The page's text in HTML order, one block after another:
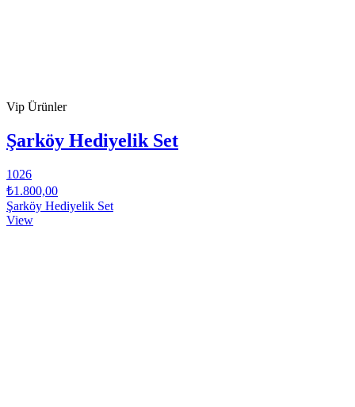
Vip Ürünler
Şarköy Hediyelik Set
1026
₺1.800,00
Şarköy Hediyelik Set
View